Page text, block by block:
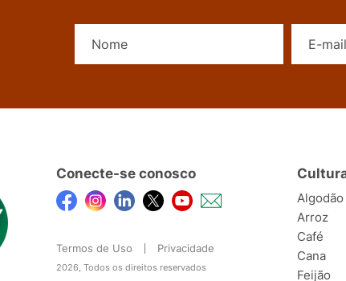
Conecte-se conosco
Termos de Uso Privacidade
2026, Todos os direitos reservados
Algodão
Arroz
Café
Cana
Feijão